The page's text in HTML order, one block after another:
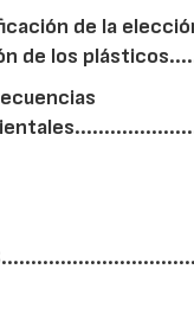
de la
de los